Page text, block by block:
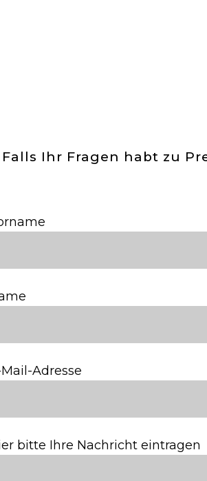
Falls Ihr Fragen habt zu
Adresse
bitte Ihre Nachricht eintragen